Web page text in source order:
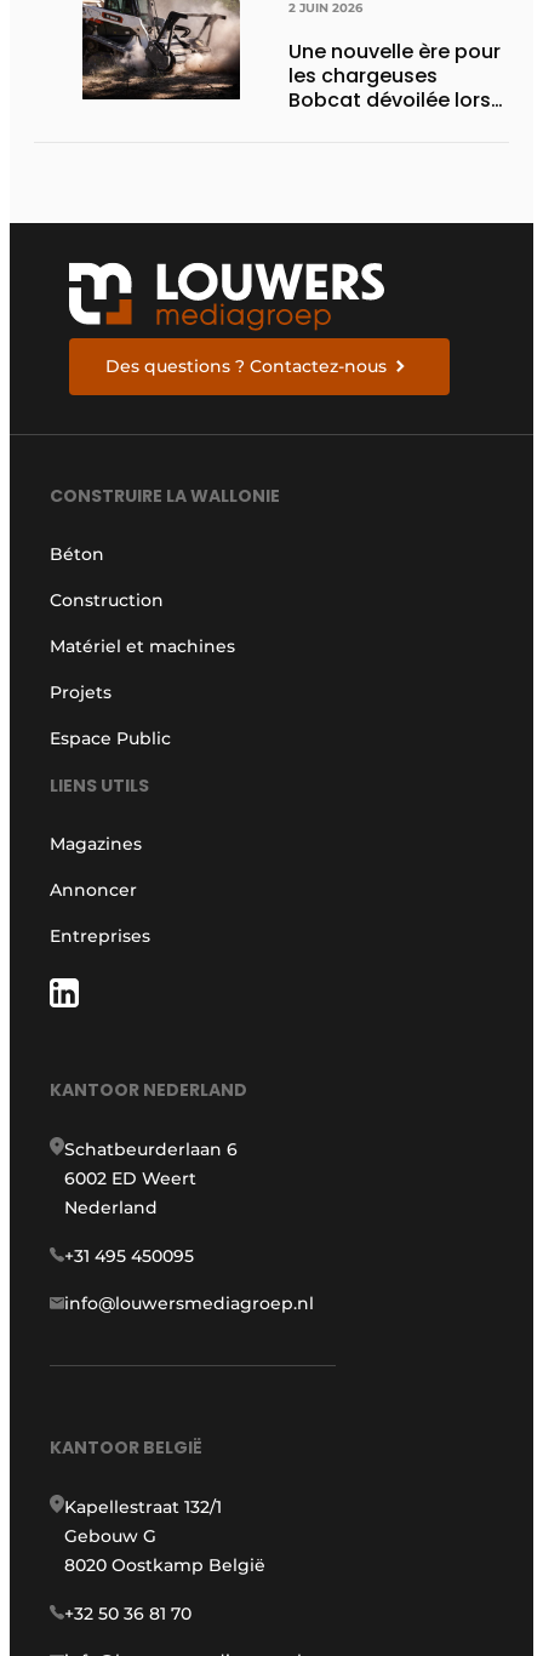
2 JUIN 2026
Une nouvelle ère pour
les chargeuses
Bobcat dévoilée lors
Des questions ? Contactez-nous
CONSTRUIRE LA WALLONIE
Béton
Construction
Matériel et machines
Projets
Espace Public
LIENS UTILS
Magazines
Annoncer
Entreprises
KANTOOR NEDERLAND
Schatbeurderlaan 6
6002 ED Weert
Nederland
+31 495 450095
info@louwersmediagroep.nl
KANTOOR BELGIË
Kapellestraat 132/1
Gebouw G
8020 Oostkamp België
+32 50 36 81 70